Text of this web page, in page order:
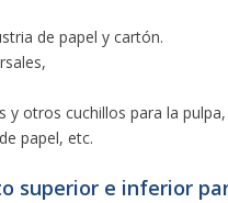
de papel y cartón.
y otros cuchillos para la pulpa,
papel, etc.
superior e inferior